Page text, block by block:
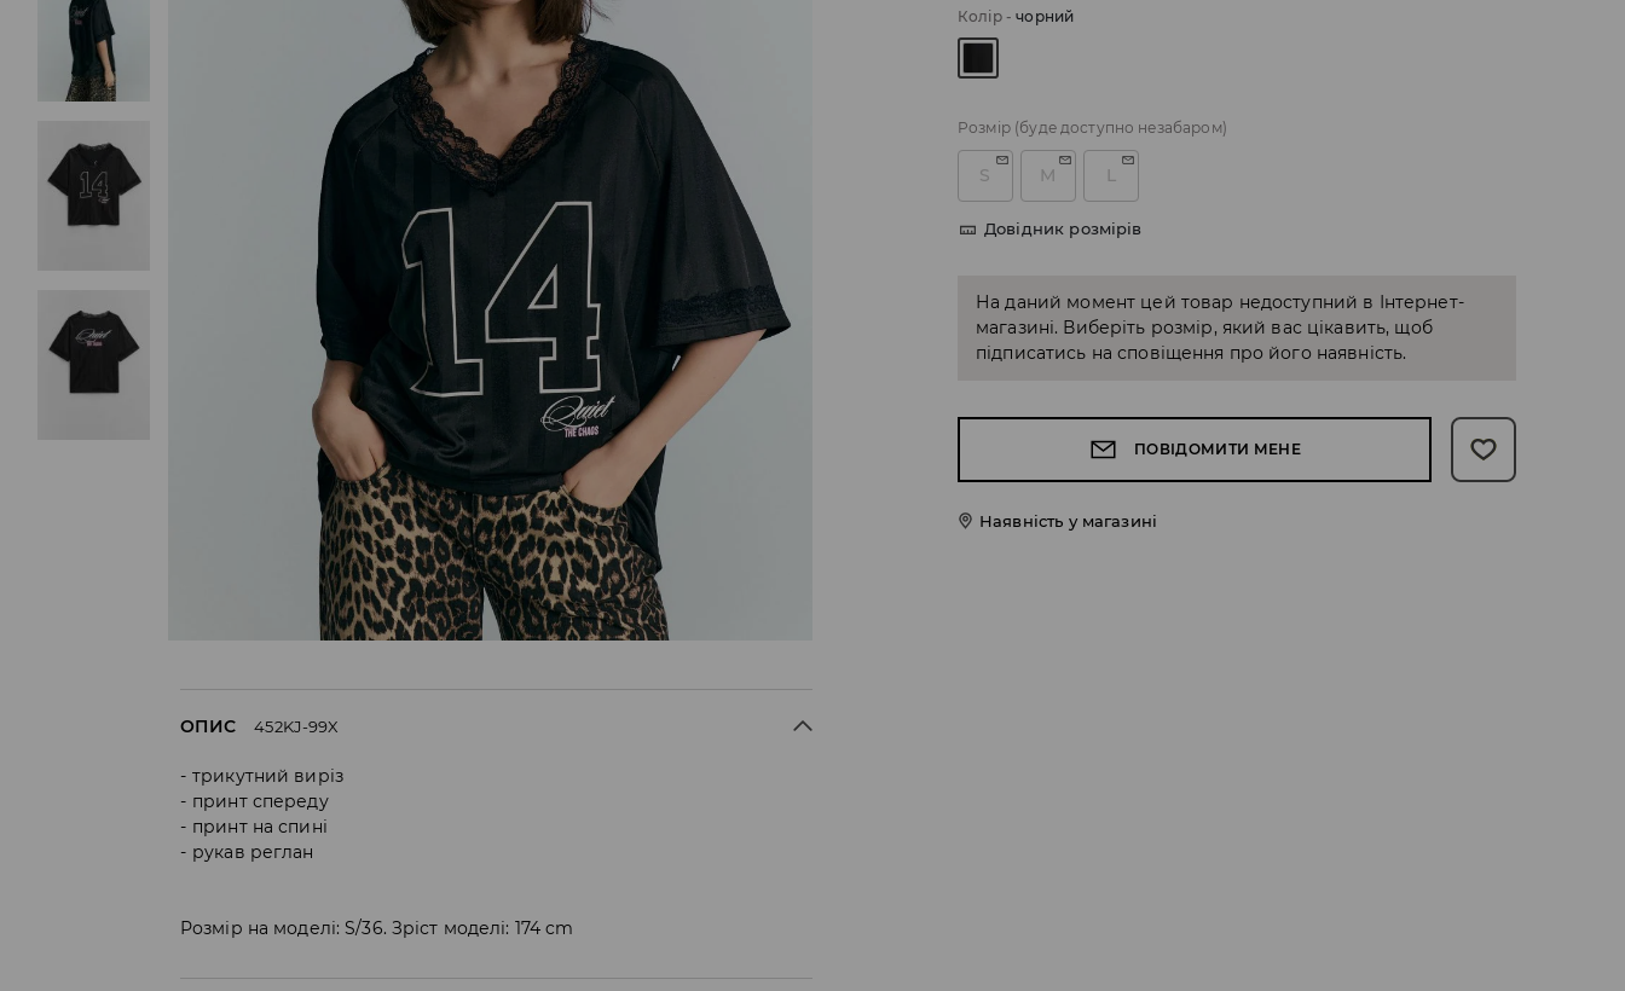
Колір-чорний
Розмір (буде доступно незабаром)
S M L
Довідник розмірів
На даний момент цей товар недоступний в Інтернет-
магазині. Виберіть розмір, який вас цікавить, щоб
підписатись на сповіщення про його наявність.
ПОВІДОМИТИ МЕНЕ
Наявність у магазині
ОПИС 452KJ-99X
трикутний виріз
принт спереду
принт на спині
рукав реглан
Розмір на моделі: S/36. Зріст моделі: 174 cm